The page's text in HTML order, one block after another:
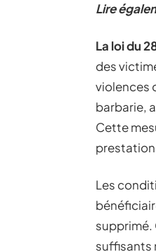
Lire
La loi du
des
violences
barbarie,
Cette
Les
supprimé.
suffisants